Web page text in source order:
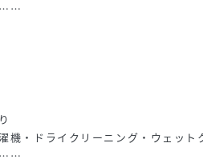
機・ドライクリーニング・ウェット